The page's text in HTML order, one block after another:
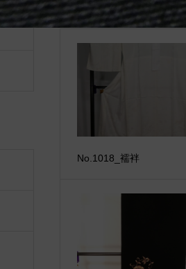
No.1018_襦袢